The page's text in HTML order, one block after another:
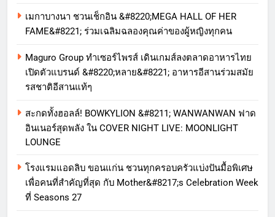
เมกาบางนา ชวนเช็กอิน &#8220;MEGA HALL OF HER
FAME&#8221; ร่วมเฉลิมฉลองคุณค่าของผู้หญิงทุกคน
Maguro Group ทำเซอร์ไพรส์ เดินเกมส์ลงตลาดอาหารไทย
เปิดตัวแบรนด์ &#8220;หลาย&#8221; อาหารอีสานร่วมสมัย
รสชาติอีสานแท้ๆ
สะกดทั้งฮอลล์! BOWKYLION &#8211; WANWANWAN ฟาด
อินเนอร์สุดพลัง ใน COVER NIGHT LIVE: MOONLIGHT
LOUNGE
โรงแรมแอดลิบ ขอนแก่น ชวนทุกครอบครัวแบ่งปันมื้อพิเศษ
เพื่อคนที่สำคัญที่สุด กับ Mother&#8217;s Celebration Week
ที่ Seasons 27